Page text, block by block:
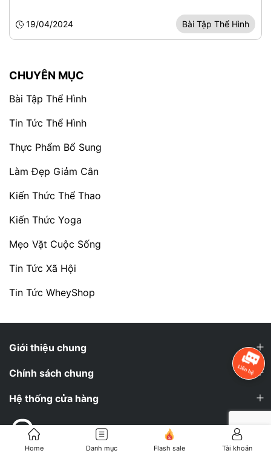
19/04/2024 Bài Tập Thể Hình
CHUYÊN MỤC
Bài Tập Thể Hình
Tin Tức Thể Hình
Thực Phẩm Bổ Sung
Làm Đẹp Giảm Cân
Kiến Thức Thể Thao
Kiến Thức Yoga
Mẹo Vặt Cuộc Sống
Tin Tức Xã Hội
Tin Tức WheyShop
Giới thiệu chung
Chính sách chung
Hệ thống cửa hàng
Tư vấn đặt hàng
Home Danh mục Flash sale Tài khoản